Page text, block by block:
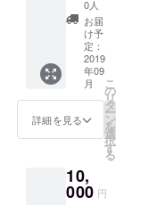
介ペー
「仮」
へのお
名前の
記載 以
上3点
0人
お届
け予
定：
2019
年09
月
詳細を見る
こ
の
リ
タ
ー
ン
を
選
択
す
る
10,
000 円